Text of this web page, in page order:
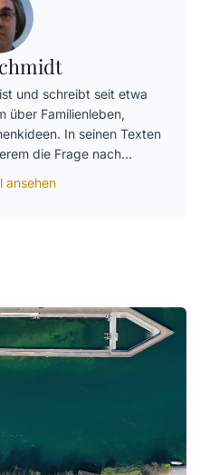
und schreibt seit etwa
über Familienleben,
In seinen Texten
die Frage nach…
ansehen